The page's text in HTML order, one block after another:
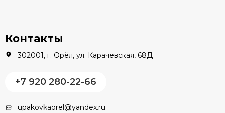
Контакты
302001, г. Орёл, ул. Карачевская, 68Д
+7 920 280-22-66
upakovkaorel@yandex.ru